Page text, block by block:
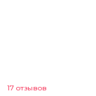
17 отзывов